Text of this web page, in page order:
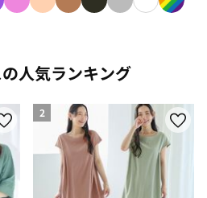
人気ランキング
2